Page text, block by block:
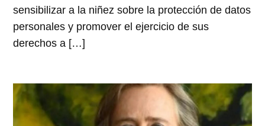
sensibilizar a la niñez sobre la protección de datos
personales y promover el ejercicio de sus
derechos a […]